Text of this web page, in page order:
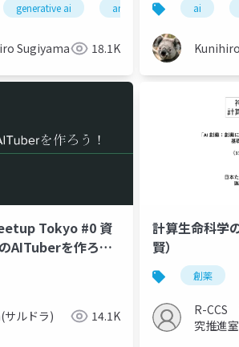
deep learning artificial intelligence
generative ai artificial intelligence
Sugiyama 18.1K
ai
Tokyo #0 資
AITuberを作ろ
ルドラ) 14.1K
計算生命科学
賢）
創薬
R-CCS
究推進室